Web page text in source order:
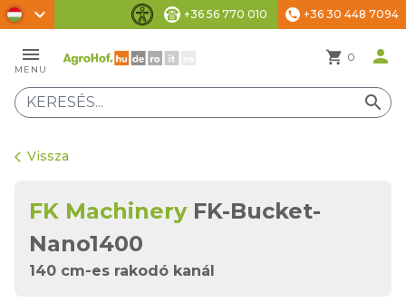
chevron_right
Akadálymentesítési beállítások
+36 56 770 010 phone +36 30 448 7094
menu
MENU
shopping_cart 0 person
search
arrow_back_ios Vissza
FK Machinery FK-Bucket-
Nano1400
140 cm-es rakodó kanál